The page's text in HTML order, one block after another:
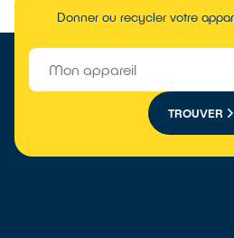
Donner ou recycler votre
TROUVER